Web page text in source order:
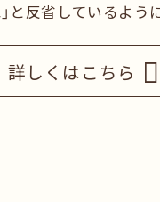
と反省しているよう
詳しくはこちら